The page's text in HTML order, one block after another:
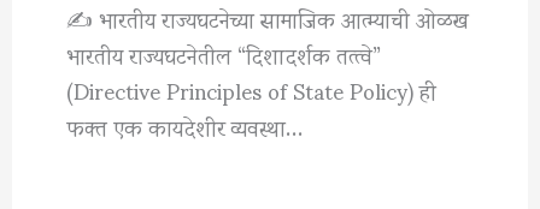
✍️ भारतीय राज्यघटनेच्या सामाजिक आत्म्याची ओळख
भारतीय राज्यघटनेतील “दिशादर्शक तत्त्वे”
(Directive Principles of State Policy) ही
फक्त एक कायदेशीर व्यवस्था…